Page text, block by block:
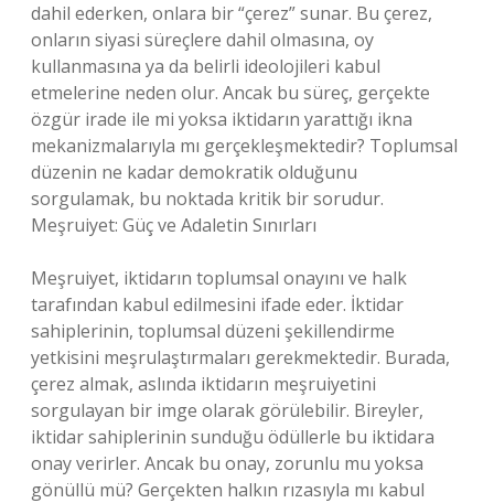
dahil ederken, onlara bir “çerez” sunar. Bu çerez,
onların siyasi süreçlere dahil olmasına, oy
kullanmasına ya da belirli ideolojileri kabul
etmelerine neden olur. Ancak bu süreç, gerçekte
özgür irade ile mi yoksa iktidarın yarattığı ikna
mekanizmalarıyla mı gerçekleşmektedir? Toplumsal
düzenin ne kadar demokratik olduğunu
sorgulamak, bu noktada kritik bir sorudur.
Meşruiyet: Güç ve Adaletin Sınırları
Meşruiyet, iktidarın toplumsal onayını ve halk
tarafından kabul edilmesini ifade eder. İktidar
sahiplerinin, toplumsal düzeni şekillendirme
yetkisini meşrulaştırmaları gerekmektedir. Burada,
çerez almak, aslında iktidarın meşruiyetini
sorgulayan bir imge olarak görülebilir. Bireyler,
iktidar sahiplerinin sunduğu ödüllerle bu iktidara
onay verirler. Ancak bu onay, zorunlu mu yoksa
gönüllü mü? Gerçekten halkın rızasıyla mı kabul